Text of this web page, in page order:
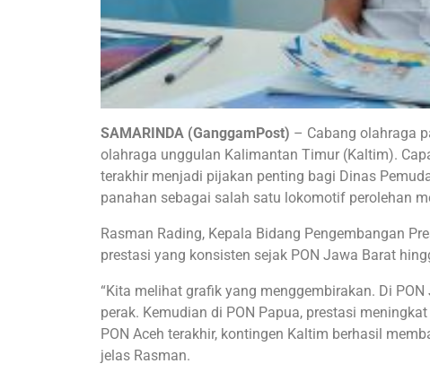
SAMARINDA (GanggamPost) – Cabang olahraga
olahraga unggulan Kalimantan Timur (Kaltim).
terakhir menjadi pijakan penting bagi Dinas
panahan sebagai salah satu lokomotif perolehan
Rasman Rading, Kepala Bidang Pengembangan
prestasi yang konsisten sejak PON Jawa Barat
“Kita melihat grafik yang menggembirakan. Di
perak. Kemudian di PON Papua, prestasi
PON Aceh terakhir, kontingen Kaltim berhasil
jelas Rasman.